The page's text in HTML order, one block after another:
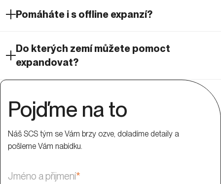
Pomáháte i s offline expanzí?
Do kterých zemí můžete pomoct
expandovat?
Pojďme na to
Náš SCS tým se Vám brzy ozve, doladíme detaily a
pošleme Vám nabídku.
Jméno a přijmení*